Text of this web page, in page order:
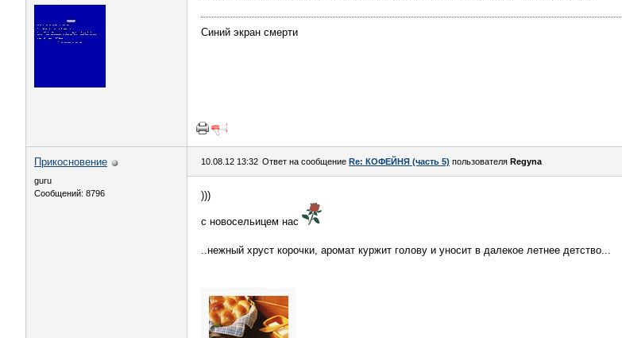
Синий экран смерти
Прикосновение
guru
Сообщений: 8796
10.08.12 13:32 Ответ на сообщение Re: КОФЕЙНЯ (часть 5) пользователя Regyna
)))
с новосельицем нас
..нежный хруст корочки, аромат куржит голову и уносит в далекое летнее детство...